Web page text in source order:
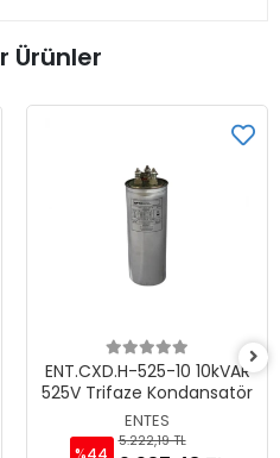
Ürünler
ENT.CXD.H-525-10 10kVAR
525V Trifaze Kondansatör
ENTES
5.222,19 TL